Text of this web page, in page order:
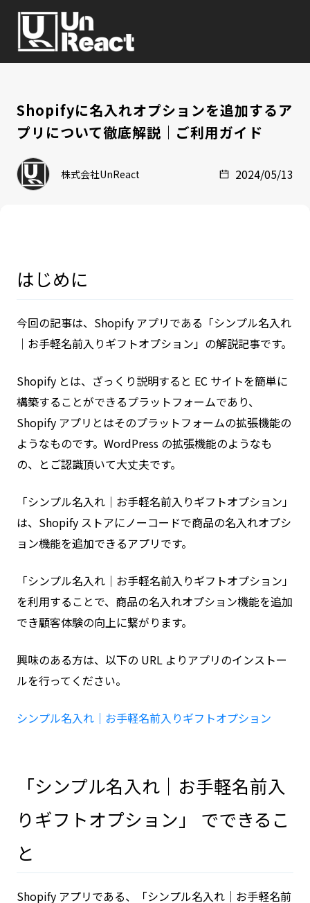
Shopifyに名入れオプションを追加するア
プリについて徹底解説｜ご利用ガイド
株式会社UnReact 2024/05/13
はじめに
今回の記事は、Shopify アプリである「シンプル名入れ
｜お手軽名前入りギフトオプション」の解説記事です。
Shopify とは、ざっくり説明すると EC サイトを簡単に
構築することができるプラットフォームであり、
Shopify アプリとはそのプラットフォームの拡張機能の
ようなものです。WordPress の拡張機能のようなも
の、とご認識頂いて大丈夫です。
「シンプル名入れ｜お手軽名前入りギフトオプション」
は、Shopify ストアにノーコードで商品の名入れオプシ
ョン機能を追加できるアプリです。
「シンプル名入れ｜お手軽名前入りギフトオプション」
を利用することで、商品の名入れオプション機能を追加
でき顧客体験の向上に繋がります。
興味のある方は、以下の URL よりアプリのインストー
ルを行ってください。
シンプル名入れ｜お手軽名前入りギフトオプション
「シンプル名入れ｜お手軽名前入
りギフトオプション」 でできるこ
と
Shopify アプリである、「シンプル名入れ｜お手軽名前